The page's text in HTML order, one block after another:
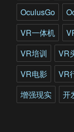
OculusGo
VR一体机
VR培训
VR
VR电影
VR
增强现实
开